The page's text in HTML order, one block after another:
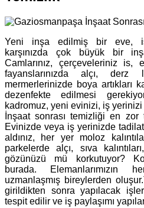
Yeni inşa edilmiş bir eve,
karşınızda çok büyük bir
Camlarınız, çerçeveleriniz
fayanslarınızda alçı,
mermerlerinizde boya artıkları
dezenfekte edilmesi
kadromuz, yeni evinizi, iş yerinizi
İnşaat sonrası temizliği en
Evinizde veya iş yerinizde tadilat
aldınız, her yer moloz
parkelerde alçı, sıva
gözünüzü mü korkutuyor?
burada.
uzmanlaşmış bireylerden
girildikten sonra yapılacak
tespit edilir ve iş paylaşımı